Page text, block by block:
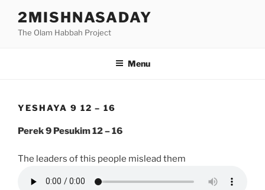
content
2MISHNASADAY
The Olam Habbah Project
Menu
YESHAYA 9 12 – 16
Perek 9 Pesukim 12 – 16
The leaders of this people mislead them